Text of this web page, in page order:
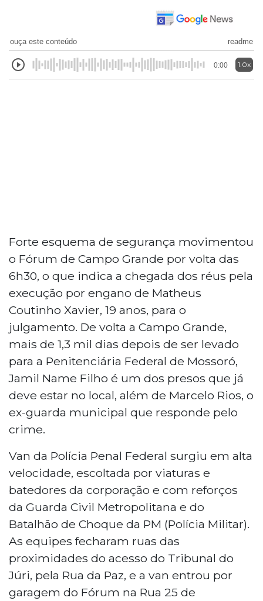
ouça este conteúdo readme
0:00 1.0x
Forte esquema de segurança movimentou
o Fórum de Campo Grande por volta das
6h30, o que indica a chegada dos réus pela
execução por engano de Matheus
Coutinho Xavier, 19 anos, para o
julgamento. De volta a Campo Grande,
mais de 1,3 mil dias depois de ser levado
para a Penitenciária Federal de Mossoró,
Jamil Name Filho é um dos presos que já
deve estar no local, além de Marcelo Rios, o
ex-guarda municipal que responde pelo
crime.
Van da Polícia Penal Federal surgiu em alta
velocidade, escoltada por viaturas e
batedores da corporação e com reforços
da Guarda Civil Metropolitana e do
Batalhão de Choque da PM (Polícia Militar).
As equipes fecharam ruas das
proximidades do acesso do Tribunal do
Júri, pela Rua da Paz, e a van entrou por
garagem do Fórum na Rua 25 de